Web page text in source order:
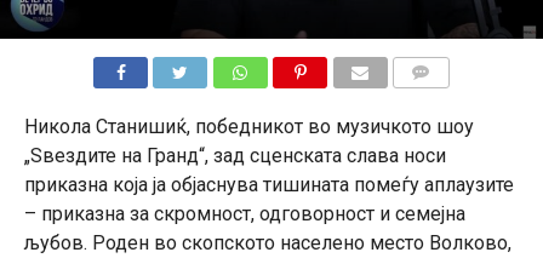
Никола Станишиќ, победникот во музичкото шоу
„Ѕвездите на Гранд“, зад сценската слава носи
приказна која ја објаснува тишината помеѓу аплаузите
– приказна за скромност, одговорност и семејна
љубов. Роден во скопското населено место Волково,